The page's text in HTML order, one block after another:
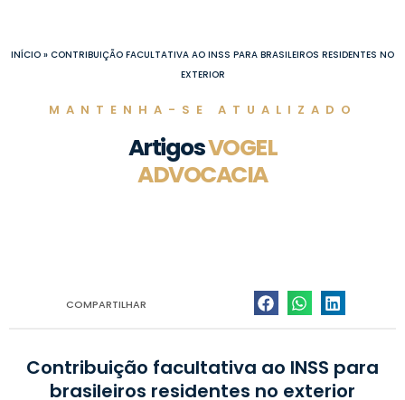
INÍCIO » CONTRIBUIÇÃO FACULTATIVA AO INSS PARA BRASILEIROS RESIDENTES NO
EXTERIOR
MANTENHA-SE ATUALIZADO
ArtigosVOGEL
ADVOCACIA
COMPARTILHAR
Contribuição facultativa ao INSS para
brasileiros residentes no exterior